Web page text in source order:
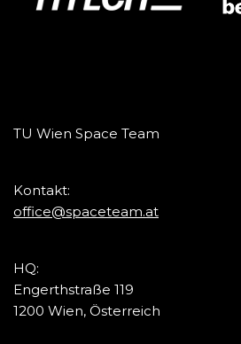
TU Wien Space Team
Kontakt:
office@spaceteam.at
HQ:
Engerthstraße 119
1200 Wien, Österreich